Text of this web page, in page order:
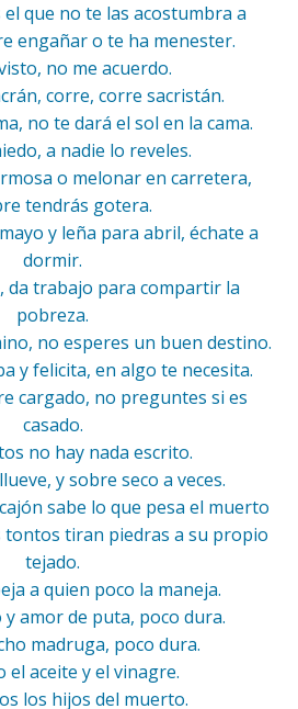
el que no te las acostumbra a
engañar o te ha menester.
no me acuerdo.
corre, corre sacristán.
no te dará el sol en la cama.
a nadie lo reveles.
o melonar en carretera,
tendrás gotera.
y leña para abril, échate a
dormir.
da trabajo para compartir la
pobreza.
no esperes un buen destino.
y felicita, en algo te necesita.
cargado, no preguntes si es
casado.
no hay nada escrito.
y sobre seco a veces.
sabe lo que pesa el muerto
tontos tiran piedras a su propio
tejado.
a quien poco la maneja.
amor de puta, poco dura.
madruga, poco dura.
el aceite y el vinagre.
los hijos del muerto.